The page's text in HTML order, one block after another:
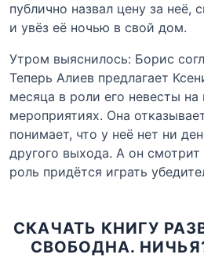
публично назвал цену за неё,
и увёз её ночью в свой дом.
Утром выяснилось: Борис
Теперь Алиев предлагает
месяца в роли его невесты
мероприятиях. Она
понимает, что у неё нет ни
другого выхода. А он смотрит
роль придётся играть
СКАЧАТЬ КНИГУ
СВОБОДНА.